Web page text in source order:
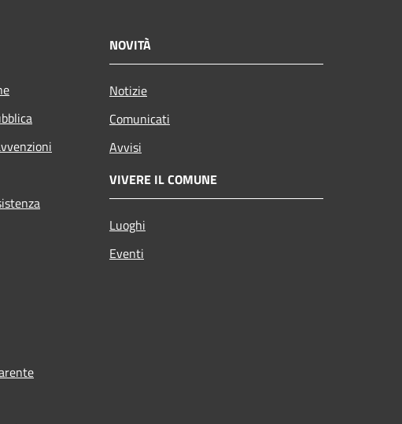
NOVITÀ
Notizie
Comunicati
Avvisi
VIVERE IL COMUNE
Luoghi
Eventi